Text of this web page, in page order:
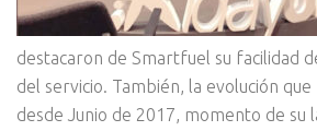
destacaron de Smartfuel su facilidad
del servicio. También, la evolución
desde Junio de 2017, momento de su